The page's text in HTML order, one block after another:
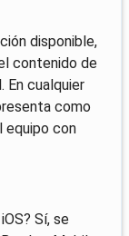
disponible,
contenido de
En cualquier
como
equipo con
Sí, se